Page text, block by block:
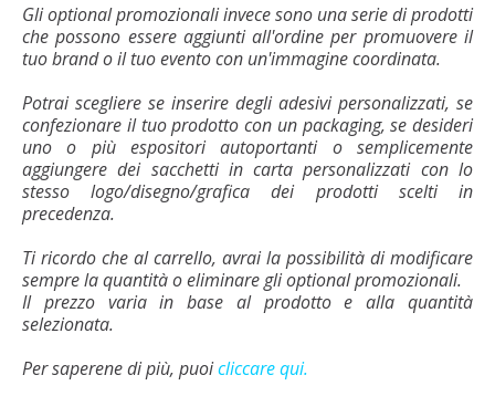
Gli optional promozionali invece sono una serie di prodotti
che possono essere aggiunti all'ordine per promuovere il
tuo brand o il tuo evento con un'immagine coordinata.
Potrai scegliere se inserire degli adesivi personalizzati, se
confezionare il tuo prodotto con un packaging, se desideri
uno o più espositori autoportanti o semplicemente
aggiungere dei sacchetti in carta personalizzati con lo
stesso logo/disegno/grafica dei prodotti scelti in
precedenza.
Ti ricordo che al carrello, avrai la possibilità di modificare
sempre la quantità o eliminare gli optional promozionali.
Il prezzo varia in base al prodotto e alla quantità
selezionata.
Per saperene di più, puoicliccare qui.